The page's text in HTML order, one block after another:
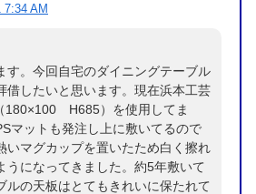
7:34 AM
す。今回自宅のダイニングテーブル
借したいと思います。現在浜本工芸
H685）を使用してま
マットも発注し上に敷いてるので
いマグカップを置いたため白く擦れ
うになってきました。約5年敷いて
ルの天板はとてもきれいに保たれて